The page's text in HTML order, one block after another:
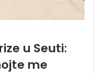
u Seuti:
me